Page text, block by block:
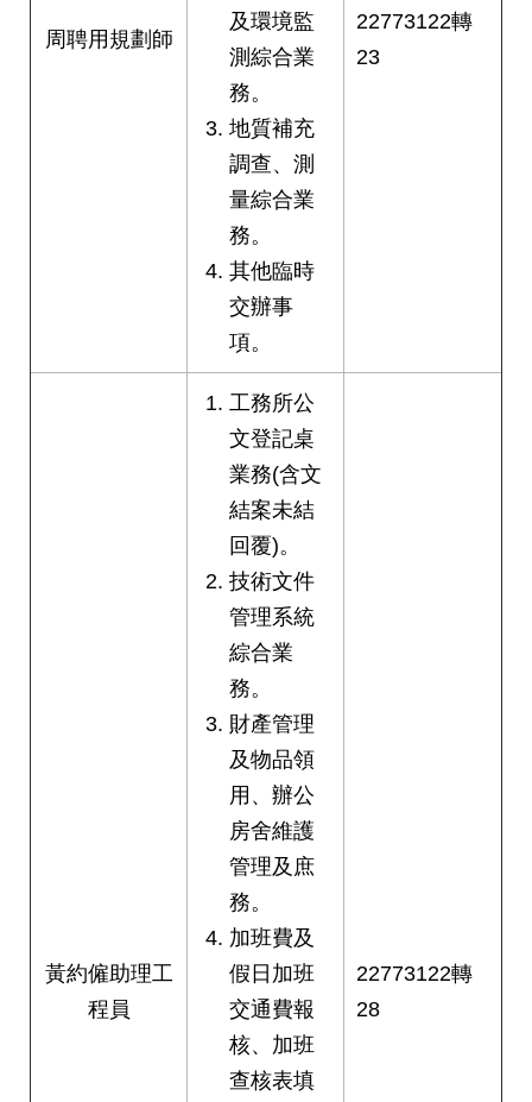
周聘用規劃師
及環境監
測綜合業
務。
地質補充
調查、測
量綜合業
務。
其他臨時
交辦事
項。
22773122轉
23
黃約僱助理工
程員
工務所公
文登記桌
業務(含文
結案未結
回覆)。
技術文件
管理系統
綜合業
務。
財產管理
及物品領
用、辦公
房舍維護
管理及庶
務。
加班費及
假日加班
交通費報
核、加班
查核表填
22773122轉
28